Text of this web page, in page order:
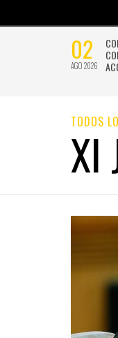
02
AGO 2026
TODOS
XI